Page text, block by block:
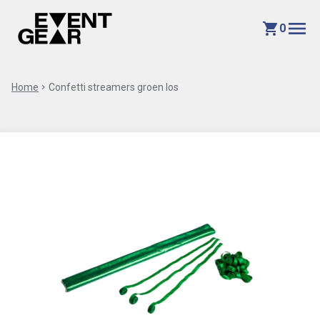
shopping_cart 0 menu
Home chevron_right Confetti streamers groen los